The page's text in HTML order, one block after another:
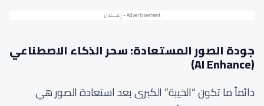
جودة الصور المستعادة: سحر الذكاء الاصطناعي
(AI Enhance)
دائماً ما تكون “الخيبة” الكبرى بعد استعادة الصور هي